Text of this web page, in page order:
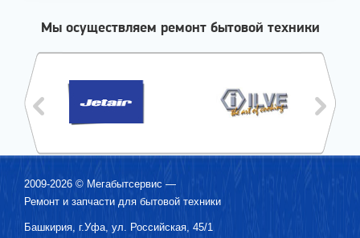
Мы осуществляем ремонт бытовой техники
2009-2026 © Мегабытсервис —
Ремонт и запчасти для бытовой техники
Башкирия, г.Уфа, ул. Российская, 45/1